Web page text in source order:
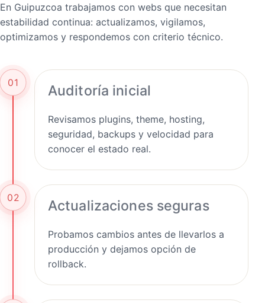
En Guipuzcoa trabajamos con webs que necesitan
estabilidad continua: actualizamos, vigilamos,
optimizamos y respondemos con criterio técnico.
01 Auditoría inicial
Revisamos plugins, theme, hosting,
seguridad, backups y velocidad para
conocer el estado real.
02 Actualizaciones seguras
Probamos cambios antes de llevarlos a
producción y dejamos opción de
rollback.